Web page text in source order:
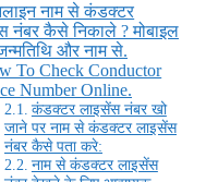
नाम से कंडक्टर
नंबर कैसे निकाले ? मोबाइल
और नाम से.
To Check Conductor
Number Online.
कंडक्टर लाइसेंस नंबर खो
जाने पर नाम से कंडक्टर लाइसेंस
नंबर कैसे पता करे:
नाम से कंडक्टर लाइसेंस